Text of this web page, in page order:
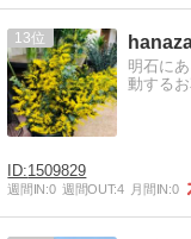
13
明石に
動するお
1509829
週間IN:0 週間OUT:4 月間IN:0